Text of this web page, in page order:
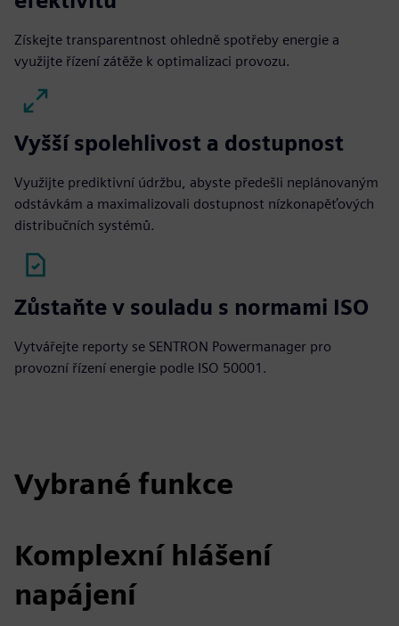
Získejte transparentnost ohledně spotřeby energie a
využijte řízení zátěže k optimalizaci provozu.
Vyšší spolehlivost a dostupnost
Využijte prediktivní údržbu, abyste předešli neplánovaným
odstávkám a maximalizovali dostupnost nízkonapěťových
distribučních systémů.
Zůstaňte v souladu s normami ISO
Vytvářejte reporty se SENTRON Powermanager pro
provozní řízení energie podle ISO 50001.
Vybrané funkce
Komplexní hlášení
napájení